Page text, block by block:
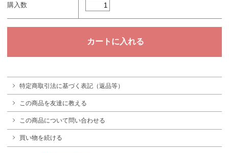
購入数
特定商取引法に基づく表記（返品等）
この商品を友達に教える
この商品について問い合わせる
買い物を続ける